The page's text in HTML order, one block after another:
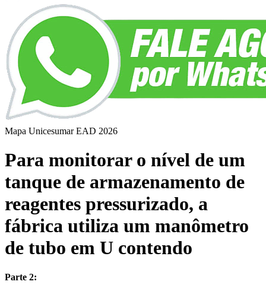
Mapa Unicesumar EAD 2026
Para monitorar o nível de um
tanque de armazenamento de
reagentes pressurizado, a
fábrica utiliza um manômetro
de tubo em U contendo
Parte 2: